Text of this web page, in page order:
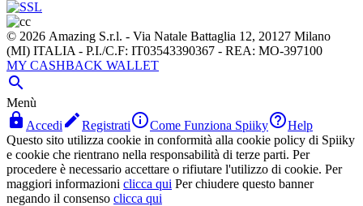
© 2026 Amazing S.r.l. - Via Natale Battaglia 12, 20127 Milano
(MI) ITALIA - P.I./C.F: IT03543390367 - REA: MO-397100
MY CASHBACK WALLET

Menù
 Accedi RegistratiCome Funziona SpiikyHelp
Questo sito utilizza cookie in conformità alla cookie policy di Spiiky
e cookie che rientrano nella responsabilità di terze parti. Per
procedere è necessario accettare o rifiutare l'utilizzo di cookie. Per
maggiori informazioni clicca qui Per chiudere questo banner
negando il consenso clicca qui